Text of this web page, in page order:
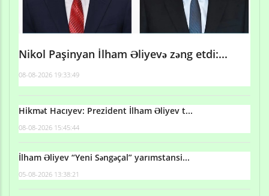
Nikol Paşinyan İlham Əliyevə zəng etdi:...
08-08-2026 19:33:49
Hikmət Hacıyev: Prezident İlham Əliyev t...
08-08-2026 15:45:44
İlham Əliyev “Yeni Səngəçal” yarımstansi...
05-08-2026 13:38:21